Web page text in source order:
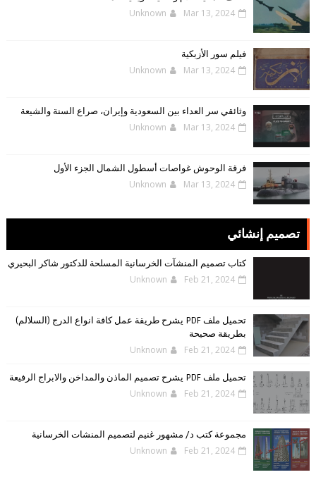
Unknown Mar 13, 2024
فيلم سور الأزبكية
Unknown Mar 13, 2024
وثائقي سر العداء بين السعودية وإيران، صراع السنة والشيعة
Unknown Mar 13, 2024
فرقة الوحوش غواصات أسطول الشمال الجزء الأول
Unknown Mar 13, 2024
تصميم إنشائي
كتاب تصميم المنشآت الخرسانية المسلحة للدكتور شاكر البحيري
Unknown Feb 21, 2024
تحميل ملف PDF يشرح طريقة عمل كافة انواع الدرج (السلالم)
بطريقة صحيحة
Unknown Feb 21, 2024
تحميل ملف PDF يشرح تصميم الماذن والمداخن والابراج الرفيعة
Unknown Feb 21, 2024
مجموعة كتب د/ مشهور غنيم لتصميم المنشات الخرسانية
Unknown Feb 21, 2024